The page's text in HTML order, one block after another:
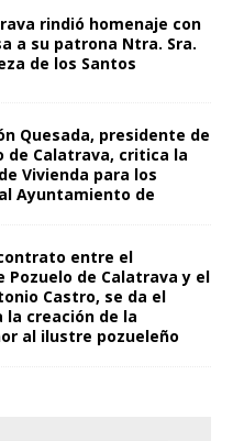
rindió homenaje con
a su patrona Ntra. Sra.
de los Santos
Quesada, presidente de
de Calatrava, critica la
Vivienda para los
Ayuntamiento de
entre el
de Calatrava y el
Castro, se da el
la creación de la
al ilustre pozueleño